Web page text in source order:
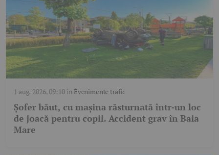
1 aug. 2026, 09:10în Evenimente trafic
Șofer băut, cu mașina răsturnată într-un loc
de joacă pentru copii. Accident grav în Baia
Mare